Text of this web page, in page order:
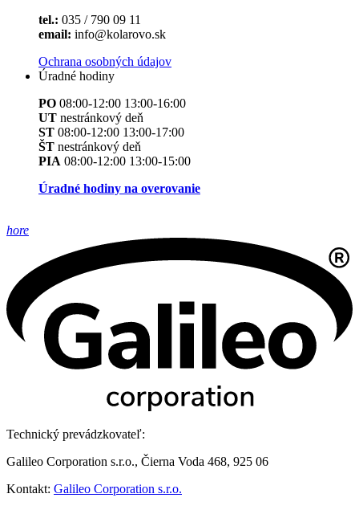
tel.: 035 / 790 09 11
email: info@kolarovo.sk
Ochrana osobných údajov
Úradné hodiny
PO 08:00-12:00 13:00-16:00
UT nestránkový deň
ST 08:00-12:00 13:00-17:00
ŠT nestránkový deň
PIA 08:00-12:00 13:00-15:00
Úradné hodiny na overovanie
hore
Technický prevádzkovateľ:
Galileo Corporation s.r.o., Čierna Voda 468, 925 06
Kontakt: Galileo Corporation s.r.o.